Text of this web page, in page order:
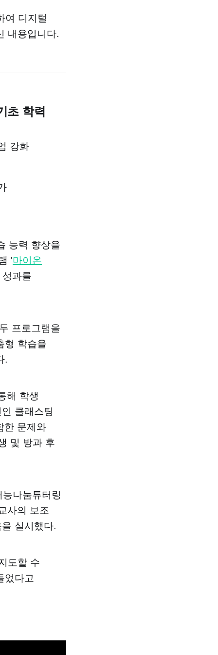
여 디지털
내용입니다.
초 학력
강화
능력 향상을
'마이온
과를
프로그램을
형 학습을
.
해 학생
클래스팅
한 문제와
및 방과 후
나눔튜터링
사의 보조
실시했다.
도할 수
었다고